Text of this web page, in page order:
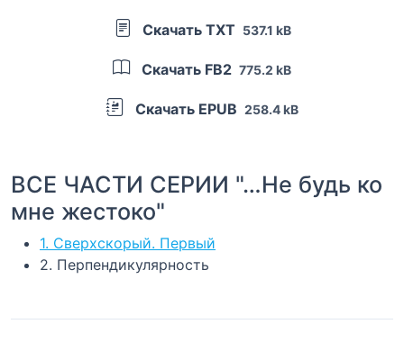
Скачать TXT 537.1 kB
Скачать FB2 775.2 kB
Скачать EPUB 258.4 kB
ВСЕ ЧАСТИ СЕРИИ "…Не будь ко
мне жестоко"
1. Сверхскорый. Первый
2. Перпендикулярность